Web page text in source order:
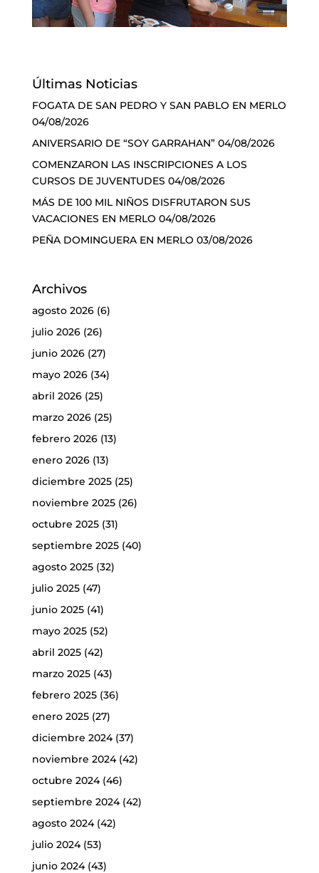
Últimas Noticias
FOGATA DE SAN PEDRO Y SAN PABLO EN MERLO
04/08/2026
ANIVERSARIO DE “SOY GARRAHAN” 04/08/2026
COMENZARON LAS INSCRIPCIONES A LOS
CURSOS DE JUVENTUDES 04/08/2026
MÁS DE 100 MIL NIÑOS DISFRUTARON SUS
VACACIONES EN MERLO 04/08/2026
PEÑA DOMINGUERA EN MERLO 03/08/2026
Archivos
agosto 2026(6)
julio 2026(26)
junio 2026(27)
mayo 2026(34)
abril 2026(25)
marzo 2026(25)
febrero 2026(13)
enero 2026(13)
diciembre 2025(25)
noviembre 2025(26)
octubre 2025(31)
septiembre 2025(40)
agosto 2025(32)
julio 2025(47)
junio 2025(41)
mayo 2025(52)
abril 2025(42)
marzo 2025(43)
febrero 2025(36)
enero 2025(27)
diciembre 2024(37)
noviembre 2024(42)
octubre 2024(46)
septiembre 2024(42)
agosto 2024(42)
julio 2024(53)
junio 2024(43)